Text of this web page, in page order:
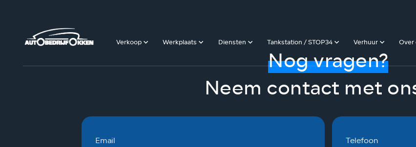
Verkoop Werkplaats Diensten Tankstation / STOP34 Verhuur Over
Nog vragen?
Neem contact met
Email Telefoon